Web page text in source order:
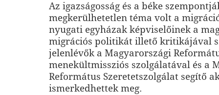
Az igazságosság és a béke
megkerülhetetlen téma volt a
nyugati egyházak képviselőinek a
migrációs politikát illető kritikájával
jelenlévők a Magyarországi
menekültmissziós szolgálatával és a
Református Szeretetszolgálat segítő
ismerkedhettek meg.